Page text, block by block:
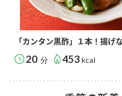
「カンタン黒酢」１本！揚げ
20 分 453 kcal